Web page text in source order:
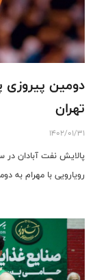
دومین پیروزی
تهران
1402/01/31
پالایش نفت آبادان
رویارویی با مهرام به